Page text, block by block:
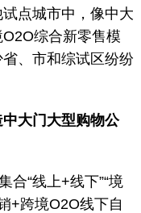
点城市中，像中大
综合新零售模
、市和综试区纷纷
大门大型购物公
“线上+线下”“境
+跨境O2O线下自